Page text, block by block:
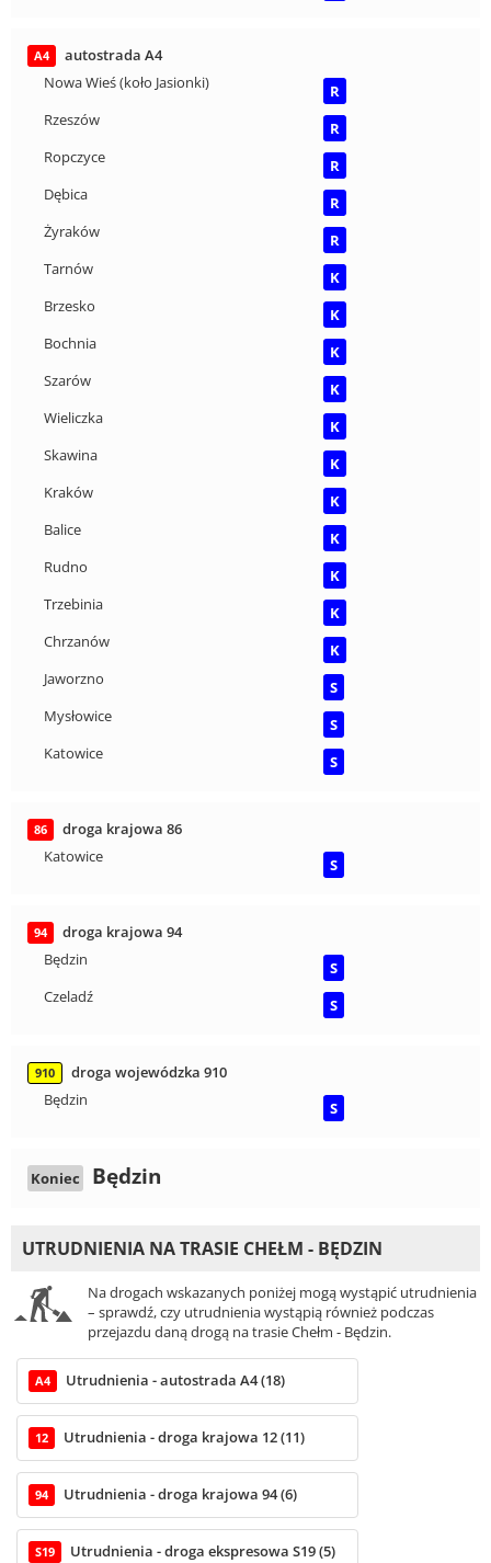
A4
autostrada A4
Nowa Wieś (koło Jasionki)
R
Rzeszów
R
Ropczyce
R
Dębica
R
Żyraków
R
Tarnów
K
Brzesko
K
Bochnia
K
Szarów
K
Wieliczka
K
Skawina
K
Kraków
K
Balice
K
Rudno
K
Trzebinia
K
Chrzanów
K
Jaworzno
S
Mysłowice
S
Katowice
S
86
droga krajowa 86
Katowice
S
94
droga krajowa 94
Będzin
S
Czeladź
S
910
droga wojewódzka 910
Będzin
S
Koniec Będzin
UTRUDNIENIA NA TRASIE CHEŁM - BĘDZIN
Na drogach wskazanych poniżej mogą wystąpić utrudnienia
– sprawdź, czy utrudnienia wystąpią również podczas
przejazdu daną drogą na trasie Chełm - Będzin.
A4 Utrudnienia - autostrada A4 (18)
12 Utrudnienia - droga krajowa 12 (11)
94 Utrudnienia - droga krajowa 94 (6)
S19 Utrudnienia - droga ekspresowa S19 (5)